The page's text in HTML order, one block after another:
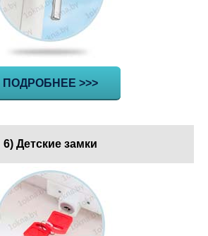
ПОДРОБНЕЕ >>>
6) Детские замки